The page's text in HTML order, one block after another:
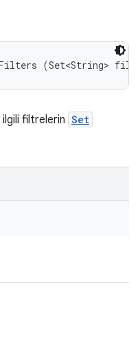
(Set<String>
filtrelerin Set